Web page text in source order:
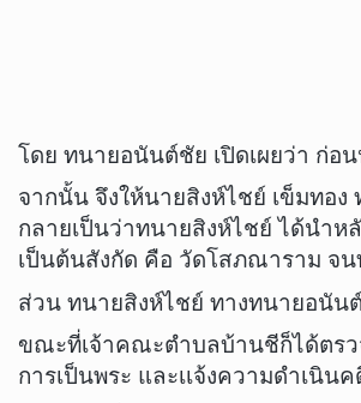
โดย​ ทนายอนันต์ชัย​ เปิดเผยว่า ก่อ
จากนั้น จึงให้นายสิงห์ไชย์ เข็มทอ
กลายเป็นว่าทนายสิงห์ไชย์ ได้นำ
เป็นต้นสังกัด คือ​ วัดโสภณาราม จ
ส่วน​ ทนายสิงห์ไชย์ ทางทนายอนัน
ขณะที่เจ้าคณะตำบลบ้านชีก็ได้ตร
การเป็นพระ และเเจ้งความดำเนินค